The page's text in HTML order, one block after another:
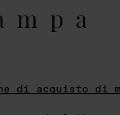
di acquisto di